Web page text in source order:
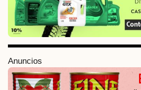
Anuncios
P
a
g
i
n
a